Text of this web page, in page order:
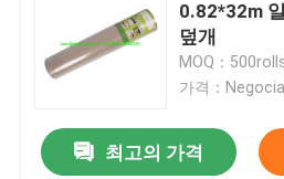
일시적 보호하는 바닥 덮개
검은 마분지 종이
0.82*32m
덮개
MOQ：
가격：
최고의 가격